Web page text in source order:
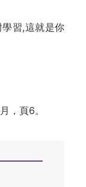
習,這就是你
，頁6。